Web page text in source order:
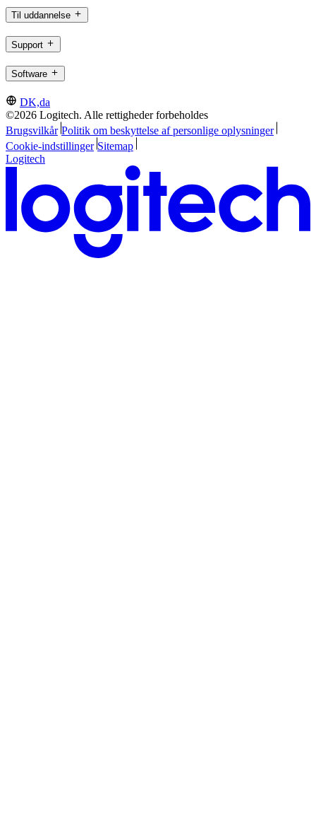
Til uddannelse
Support
Software
DK,da
©2026 Logitech. Alle rettigheder forbeholdes
Brugsvilkår Politik om beskyttelse af personlige oplysninger
Cookie-indstillinger Sitemap
Logitech